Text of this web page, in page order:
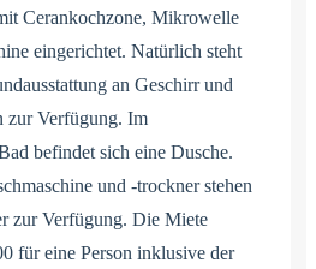
Cerankochzone, Mikrowelle
eingerichtet. Natürlich steht
an Geschirr und
zur Verfügung. Im
befindet sich eine Dusche.
und -trockner stehen
zur Verfügung. Die Miete
für eine Person inklusive der